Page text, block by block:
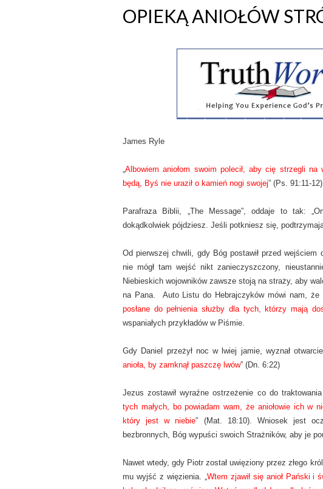
OPIEKĄ ANIOŁÓW
James Ryle
„Albowiem aniołom swoim polecił, aby cię strzegli
będą, Byś nie uraził o kamień nogi swojej” (Ps. 91:11-
Parafraza Biblii, „The Message”, oddaje to tak:
dokądkolwiek pójdziesz. Jeśli potkniesz się,
Od pierwszej chwili, gdy Bóg postawił przed wejściem
nie mógł tam wejść nikt zanieczyszczony,
Niebieskich wojowników zawsze stoją na straży, aby
na Pana. Auto Listu do Hebrajczyków mówi nam, że
posłane do pełnienia służby dla tych, którzy mają
wspaniałych przykładów w Piśmie.
Gdy Daniel przeżył noc w lwiej jamie, wyznał
anioła, by zamknął paszczę lwów” (Dn. 6:22)
Jezus zostawił wyraźne ostrzeżenie co do
tych małych, bo powiadam wam, że aniołowie ich w
który jest w niebie” (Mat. 18:10). Wniosek jest
bezbronnych, Bóg wypuści swoich Strażników, aby je
Nawet wtedy, gdy Piotr został uwięziony przez złego
mu wyjść z więzienia. „Wtem zjawił się anioł Pański i